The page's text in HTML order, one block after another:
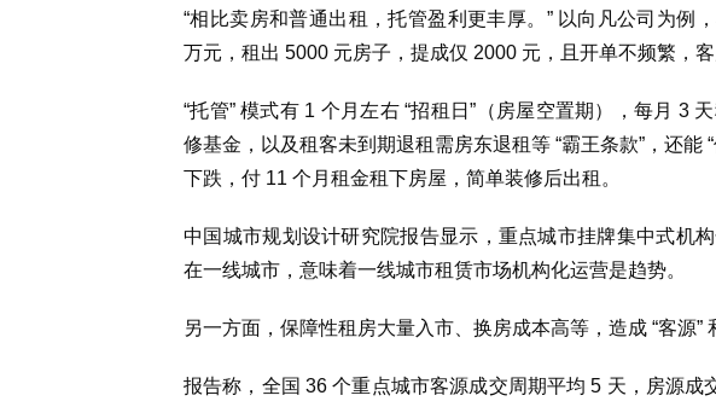
“相比卖房和普通出租，托管盈利更丰厚。” 以向凡公司为例
万元，租出 5000 元房子，提成仅 2000 元，且开单不频繁，
“托管” 模式有 1 个月左右 “招租日”（房屋空置期），每月 3
修基金，以及租客未到期退租需房东退租等 “霸王条款”，还能
下跌，付 11 个月租金租下房屋，简单装修后出租。
中国城市规划设计研究院报告显示，重点城市挂牌集中式机
在一线城市，意味着一线城市租赁市场机构化运营是趋势。
另一方面，保障性租房大量入市、换房成本高等，造成 “客源”
报告称，全国 36 个重点城市客源成交周期平均 5 天，房源成